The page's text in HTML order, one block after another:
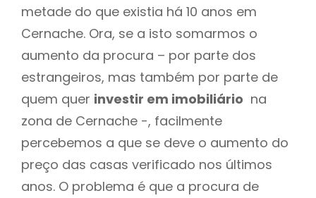
metade do que existia há 10 anos em
Cernache. Ora, se a isto somarmos o
aumento da procura – por parte dos
estrangeiros, mas também por parte de
quem quer investir em imobiliário na
zona de Cernache -, facilmente
percebemos a que se deve o aumento do
preço das casas verificado nos últimos
anos. O problema é que a procura de